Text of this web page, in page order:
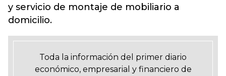
y servicio de montaje de mobiliario a
domicilio.
Toda la información del primer diario
económico, empresarial y financiero de